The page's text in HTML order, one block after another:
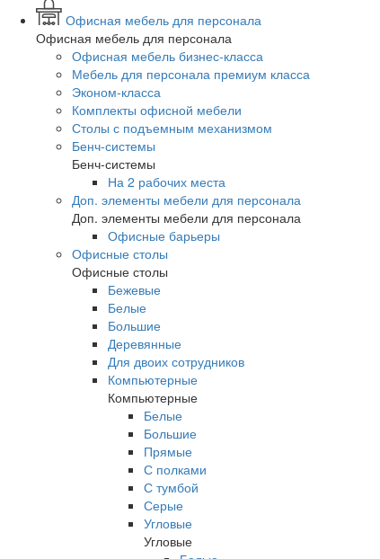
Офисная мебель для персонала
Офисная мебель для персонала
Офисная мебель бизнес-класса
Мебель для персонала премиум класса
Эконом-класса
Комплекты офисной мебели
Столы с подъемным механизмом
Бенч-системы
Бенч-системы
На 2 рабочих места
Доп. элементы мебели для персонала
Доп. элементы мебели для персонала
Офисные барьеры
Офисные столы
Офисные столы
Бежевые
Белые
Большие
Деревянные
Для двоих сотрудников
Компьютерные
Компьютерные
Белые
Большие
Прямые
С полками
С тумбой
Серые
Угловые
Угловые